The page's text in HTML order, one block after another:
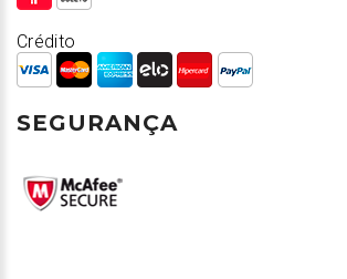
Crédito
SEGURANÇA